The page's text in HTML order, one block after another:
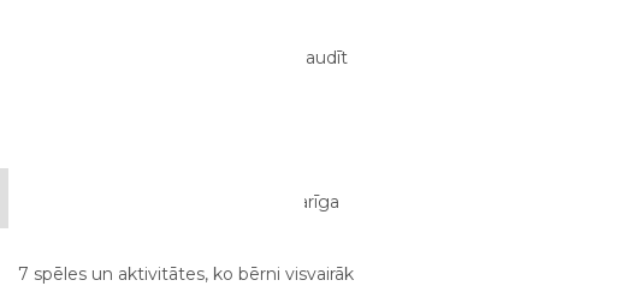
Drošība ūdens atrakcijās: kā tās izbaudīt
Kāpēc aktīva atpūta bērniem ir svarīga
7 spēles un aktivitātes, ko bērni visvairāk